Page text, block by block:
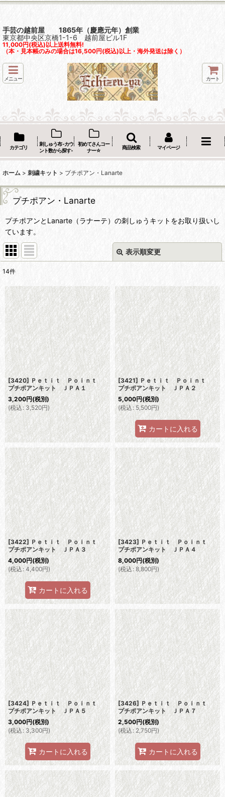
手芸の越前屋 1865年（慶應元年）創業
東京都中央区京橋1-1-6 越前屋ビル1F
11,000円(税込)以上送料無料!
（本・見本帳のみの場合は16,500円(税込)以上・海外発送は除く）
メニュー カート
カテゴリ
刺しゅう布 -カウ
ント数から探す-
初めてさんコー
ナー☆
商品検索 マイページ
ホーム > 刺繍キット > プチポアン・Lanarte
プチポアン・Lanarte
プチポアンとLanarte（ラナーテ）の刺しゅうキットをお取り扱いし
ています。
表示順変更
並び順:
絞り込む
14件
[3420] Ｐｅｔｉｔ Ｐｏｉｎｔ
プチポアンキット ＪＰＡ１
3,200円(税別)
(税込: 3,520円)
[3421] Ｐｅｔｉｔ Ｐｏｉｎｔ
プチポアンキット ＪＰＡ２
5,000円(税別)
(税込: 5,500円)
カートに入れる
[3422] Ｐｅｔｉｔ Ｐｏｉｎｔ
プチポアンキット ＪＰＡ３
4,000円(税別)
(税込: 4,400円)
カートに入れる
[3423] Ｐｅｔｉｔ Ｐｏｉｎｔ
プチポアンキット ＪＰＡ４
8,000円(税別)
(税込: 8,800円)
[3424] Ｐｅｔｉｔ Ｐｏｉｎｔ
プチポアンキット ＪＰＡ５
3,000円(税別)
(税込: 3,300円)
カートに入れる
[3426] Ｐｅｔｉｔ Ｐｏｉｎｔ
プチポアンキット ＪＰＡ７
2,500円(税別)
(税込: 2,750円)
カートに入れる